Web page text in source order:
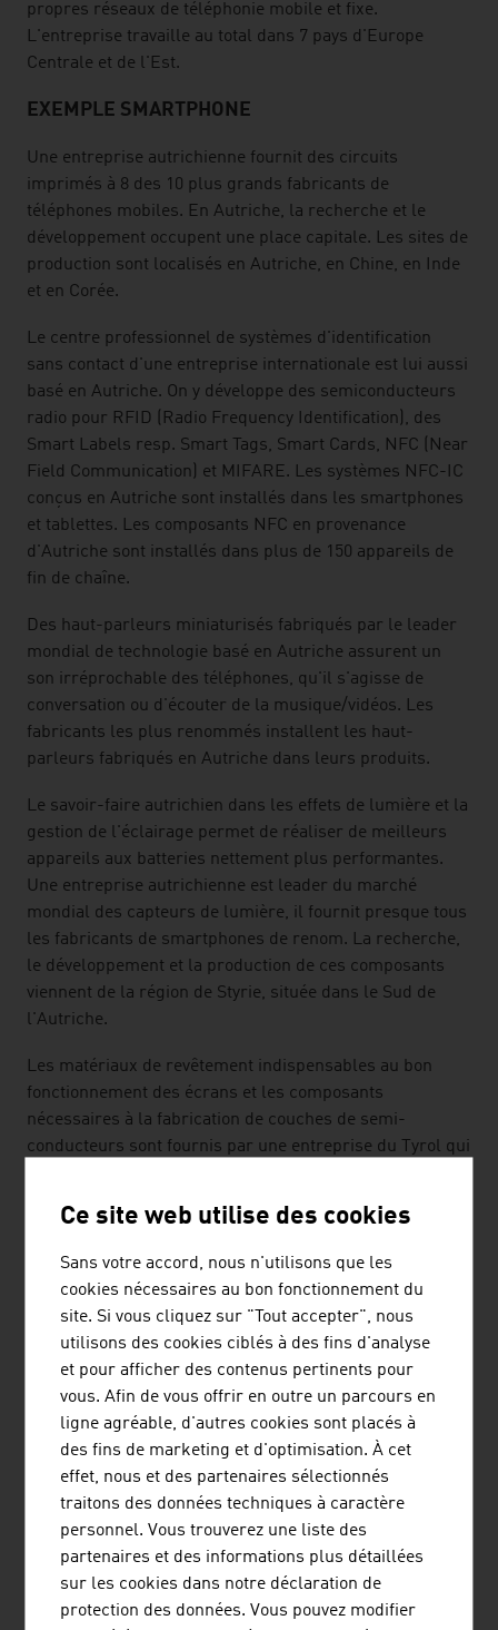
propres réseaux de téléphonie mobile et fixe.
L'entreprise travaille au total dans 7 pays d'Europe
Centrale et de l'Est.
EXEMPLE SMARTPHONE
Une entreprise autrichienne fournit des circuits
imprimés à 8 des 10 plus grands fabricants de
téléphones mobiles. En Autriche, la recherche et le
développement occupent une place capitale. Les sites de
production sont localisés en Autriche, en Chine, en Inde
et en Corée.
Le centre professionnel de systèmes d'identification
sans contact d'une entreprise internationale est lui aussi
basé en Autriche. On y développe des semiconducteurs
radio pour RFID (Radio Frequency Identification), des
Smart Labels resp. Smart Tags, Smart Cards, NFC (Near
Field Communication) et MIFARE. Les systèmes NFC-IC
conçus en Autriche sont installés dans les smartphones
et tablettes. Les composants NFC en provenance
d'Autriche sont installés dans plus de 150 appareils de
fin de chaîne.
Des haut-parleurs miniaturisés fabriqués par le leader
mondial de technologie basé en Autriche assurent un
son irréprochable des téléphones, qu'il s'agisse de
conversation ou d'écouter de la musique/vidéos. Les
fabricants les plus renommés installent les haut-
parleurs fabriqués en Autriche dans leurs produits.
Le savoir-faire autrichien dans les effets de lumière et la
gestion de l'éclairage permet de réaliser de meilleurs
appareils aux batteries nettement plus performantes.
Une entreprise autrichienne est leader du marché
mondial des capteurs de lumière, il fournit presque tous
les fabricants de smartphones de renom. La recherche,
le développement et la production de ces composants
viennent de la région de Styrie, située dans le Sud de
l'Autriche.
Les matériaux de revêtement indispensables au bon
fonctionnement des écrans et les composants
nécessaires à la fabrication de couches de semi-
conducteurs sont fournis par une entreprise du Tyrol qui
Le plus petit haut-parleur du monde, basé sur la
également des amplificateurs pour puces NFC, des
capteurs de gestuelle et des microphones qui réduisent
les bruits ambiants.
SÉCURITÉ ET RESPONSABILITÉ
Les fournisseurs d'une technologie qui transmet
énormément d'informations du secteur économique,
politique et privé, doivent porter une grande attention à
la sécurité de leurs produits, solutions et services. Les
entreprises autrichiennes du secteur prennent très au
sérieux cette responsabilité en les améliorant sans
cesse.
Ce site web utilise des cookies
Sans votre accord, nous n'utilisons que les
cookies nécessaires au bon fonctionnement du
site. Si vous cliquez sur "Tout accepter", nous
utilisons des cookies ciblés à des fins d'analyse
et pour afficher des contenus pertinents pour
vous. Afin de vous offrir en outre un parcours en
ligne agréable, d'autres cookies sont placés à
des fins de marketing et d'optimisation. À cet
effet, nous et des partenaires sélectionnés
traitons des données techniques à caractère
personnel. Vous trouverez une liste des
partenaires et des informations plus détaillées
sur les cookies dans notre déclaration de
protection des données. Vous pouvez modifier